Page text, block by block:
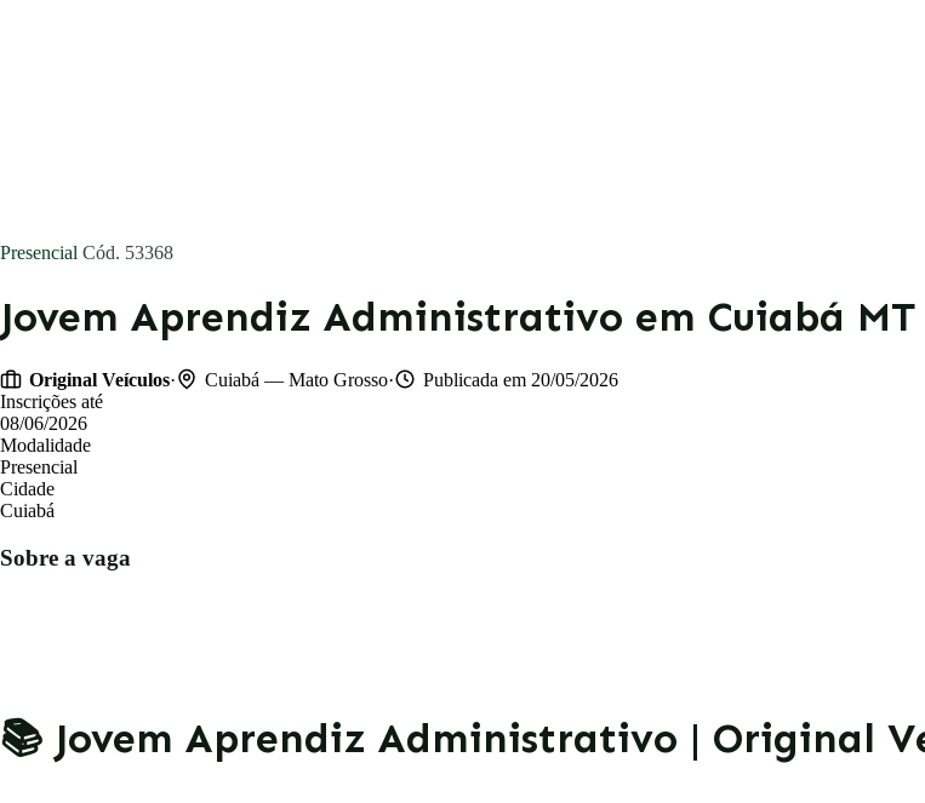
Publicar vaga
Presencial Cód. 53368
Jovem Aprendiz Administrativo em Cuiabá MT
Original Veículos· Cuiabá — Mato Grosso·
Publicada em 20/05/2026
Inscrições até
08/06/2026
Modalidade
Presencial
Cidade
Cuiabá
Sobre a vaga
📚 Jovem Aprendiz Administrativo | Original